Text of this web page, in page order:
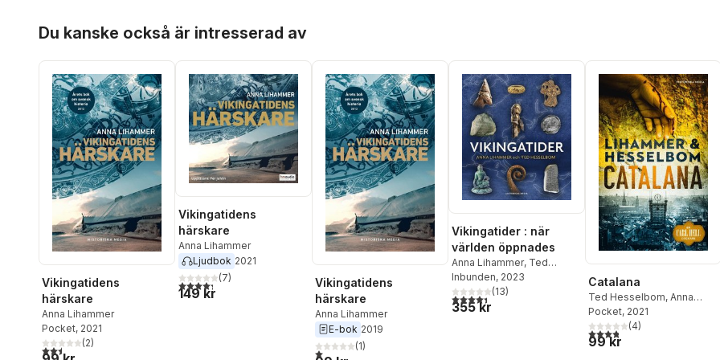
Du kanske också är intresserad av
Vikingatidens
härskare
Anna Lihammer
Pocket, 2021
2,5utav 5 stjärnor. Totalt antal röster:
(2)
Vikingatidens
härskare
Anna Lihammer
Ljudbok 2021
4,3utav 5 stjärnor. Totalt antal röster:
(7)
149 kr
Vikingatidens
härskare
Anna Lihammer
E-bok 2019
1,0utav 5 stjärnor. Totalt antal röster:
(1)
Vikingatider : när
världen öppnades
Anna Lihammer, Ted
Hesselbom
Inbunden, 2023
4,4utav 5 stjärnor. Totalt antal röster:
(13)
355 kr
Catalana
Ted Hesselbom, Anna
Lihammer
Pocket, 2021
3,8utav 5 stjärnor. Totalt
(4)
99 kr